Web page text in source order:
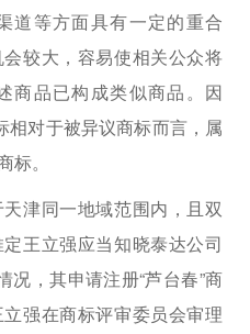
道等方面具有一定的重合
较大，容易使相关公众将
商品已构成类似商品。因
相对于被异议商标而言，属
。
津同一地域范围内，且双
王立强应当知晓泰达公司
况，其申请注册“芦台春”商
强在商标评审委员会审理